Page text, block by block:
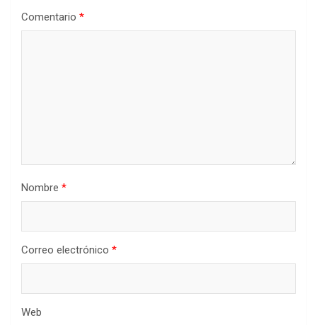
Comentario *
Nombre *
Correo electrónico *
Web